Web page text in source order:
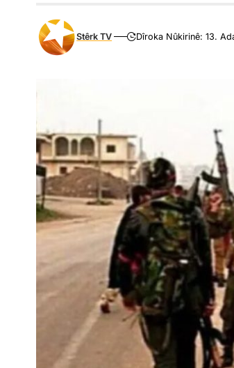
Stêrk TV Dîroka Nûkirinê: 13.